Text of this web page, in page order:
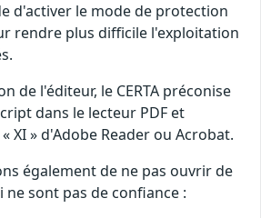
d'activer le mode de protection
rendre plus difficile l'exploitation
de l'éditeur, le CERTA préconise
dans le lecteur PDF et
XI » d'Adobe Reader ou Acrobat.
également de ne pas ouvrir de
ne sont pas de confiance :